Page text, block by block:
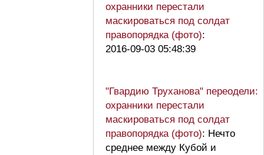
охранники перестали
маскироваться под солдат
правопорядка (фото):
2016-09-03 05:48:39
"Гвардию Труханова" переодели:
охранники перестали
маскироваться под солдат
правопорядка (фото): Нечто
среднее между Кубой и